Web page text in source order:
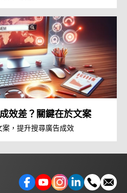
效差？關鍵在於文案
，提升搜尋廣告成效